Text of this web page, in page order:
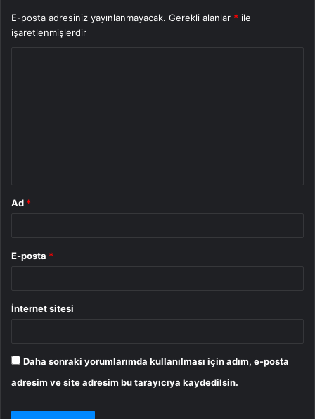
E-posta adresiniz yayınlanmayacak. Gerekli alanlar * ile
işaretlenmişlerdir
Ad *
E-posta *
İnternet sitesi
Daha sonraki yorumlarımda kullanılması için adım, e-posta
adresim ve site adresim bu tarayıcıya kaydedilsin.